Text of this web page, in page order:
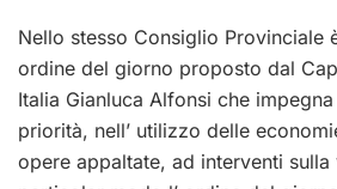
Nello stesso Consiglio Provinciale
ordine del giorno proposto dal
Italia Gianluca Alfonsi che
priorità, nell’ utilizzo delle
opere appaltate, ad interventi sulla